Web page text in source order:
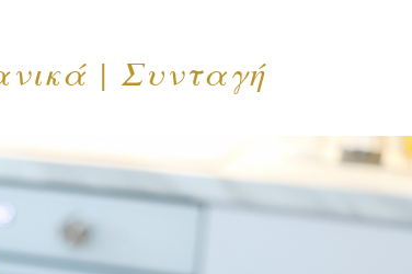
| Συνταγή